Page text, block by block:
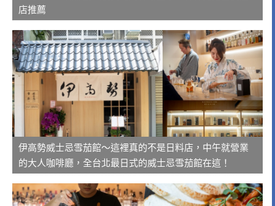
店推薦
伊高勢威士忌雪茄館～這裡真的不是日料店，中午就營業
的大人咖啡廳，全台北最日式的威士忌雪茄館在這！